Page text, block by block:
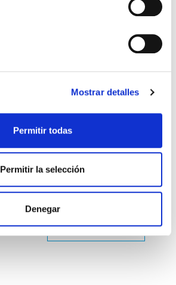
Mostrar detalles
Permitir todas
Permitir la selección
Denegar
personal de
en reproducción
personas que acuden a clínicas
por problemas de fertilidad. Ese
está lleno de dudas,
ello está el […]
Leer más >